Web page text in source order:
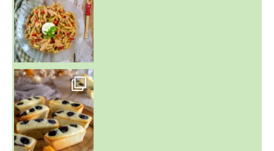
~ FINANCIERS MYRTILLES ET CITRON ~
Aujourd'hu